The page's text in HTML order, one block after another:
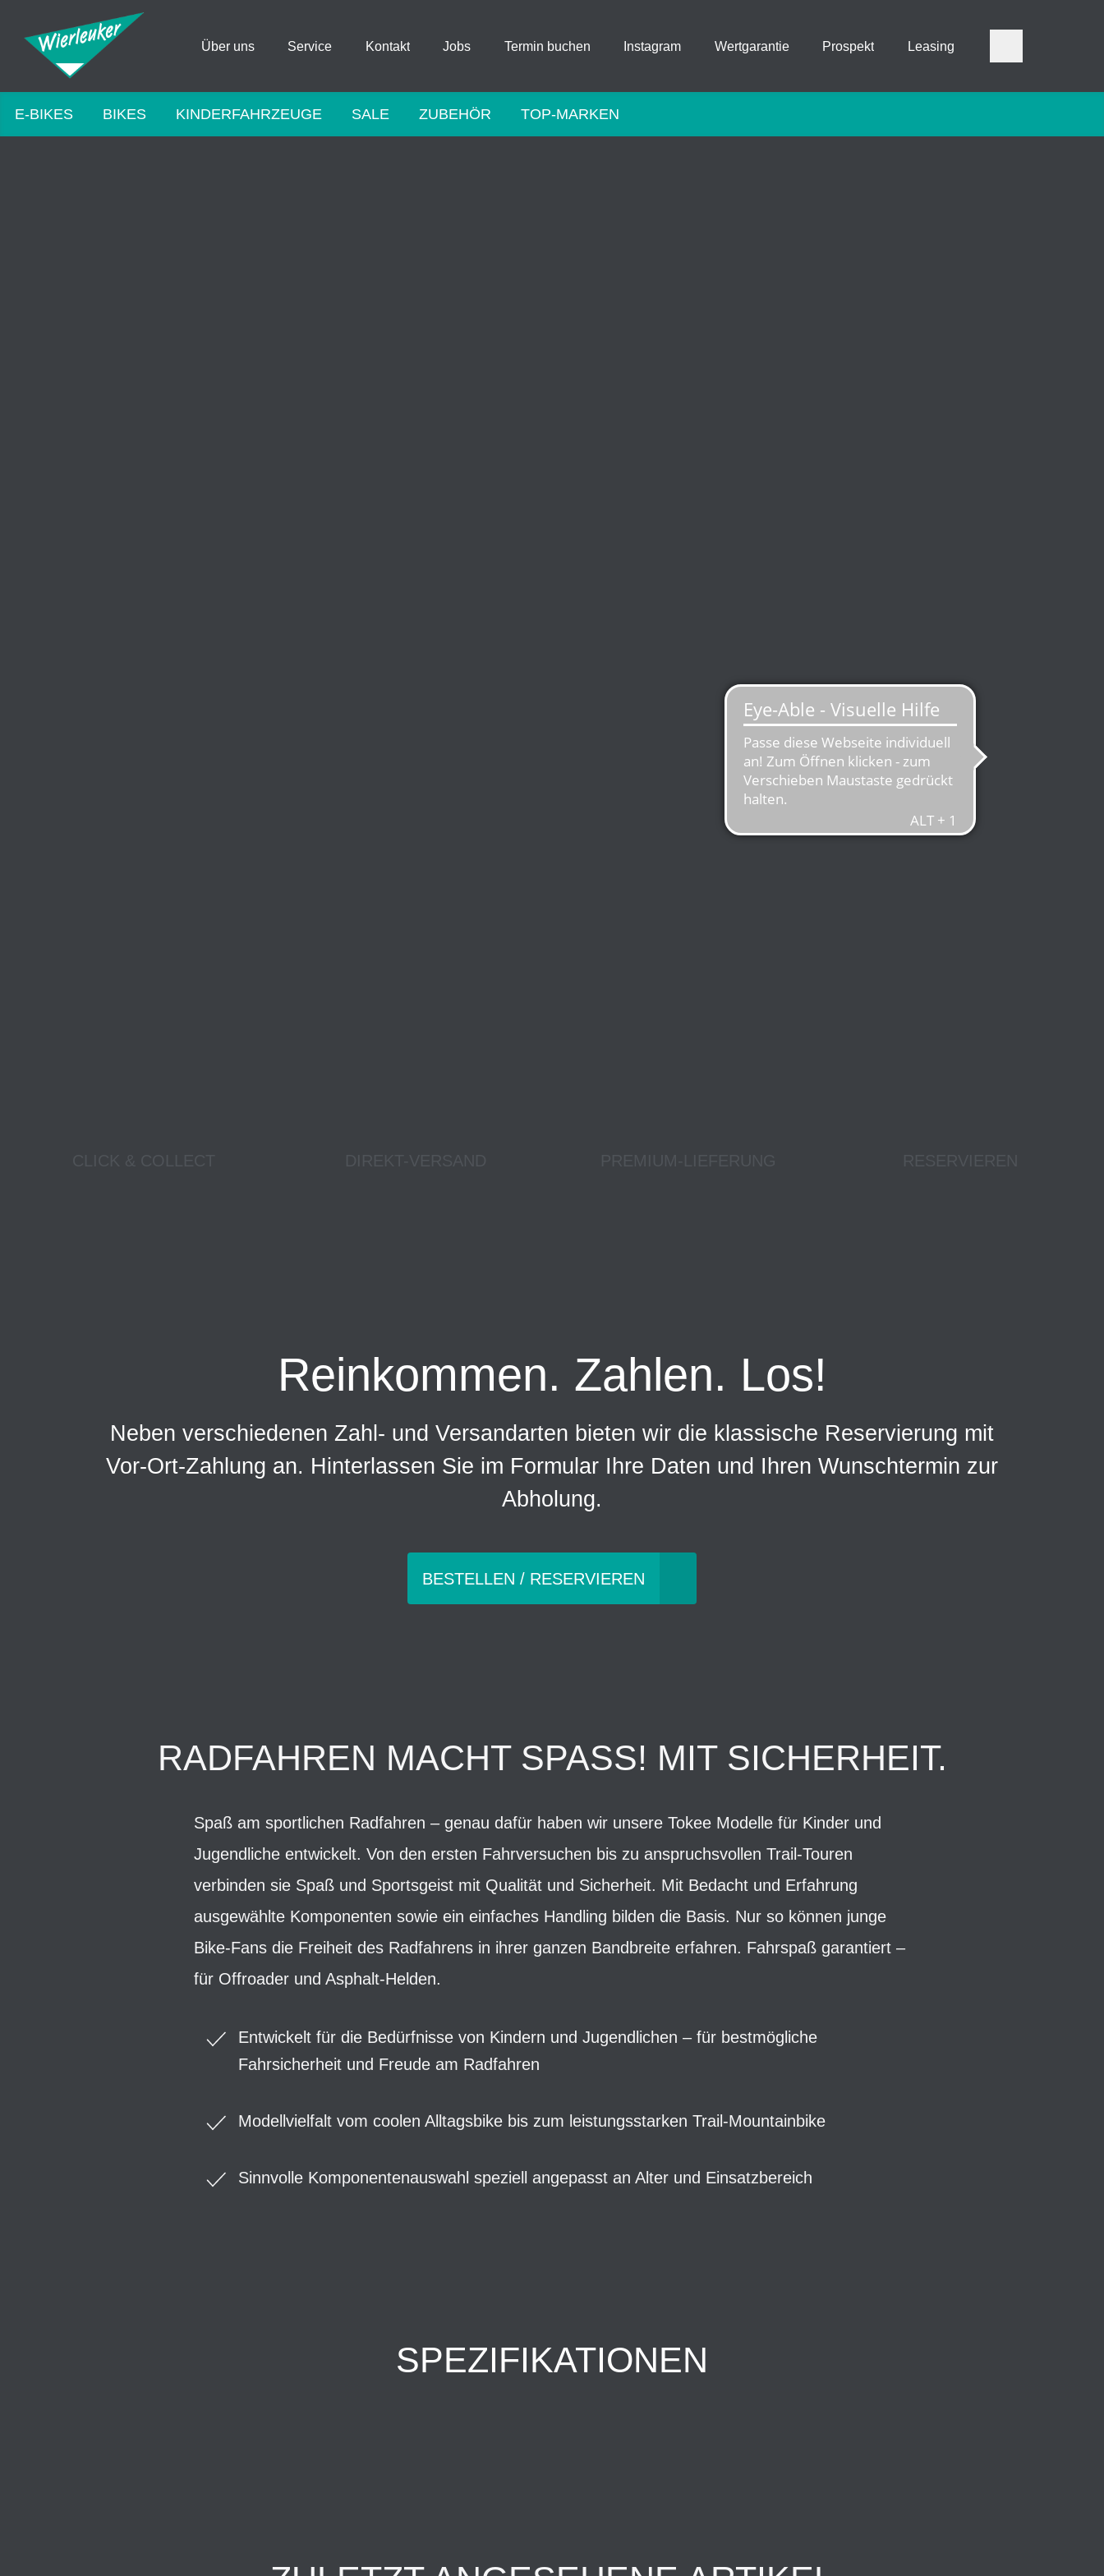
Über uns Service Kontakt Jobs Termin buchen Instagram Wertgarantie Prospekt Leasing
E-BIKES BIKES KINDERFAHRZEUGE SALE ZUBEHÖR TOP-MARKEN
Reinkommen. Zahlen. Los!
Neben verschiedenen Zahl- und Versandarten bieten wir die klassische Reservierung mit
Vor-Ort-Zahlung an. Hinterlassen Sie im Formular Ihre Daten und Ihren Wunschtermin zur
Abholung.
BESTELLEN / RESERVIEREN
RADFAHREN MACHT SPASS! MIT SICHERHEIT.
Spaß am sportlichen Radfahren – genau dafür haben wir unsere Tokee Modelle für Kinder und
Jugendliche entwickelt. Von den ersten Fahrversuchen bis zu anspruchsvollen Trail-Touren
verbinden sie Spaß und Sportsgeist mit Qualität und Sicherheit. Mit Bedacht und Erfahrung
ausgewählte Komponenten sowie ein einfaches Handling bilden die Basis. Nur so können junge
Bike-Fans die Freiheit des Radfahrens in ihrer ganzen Bandbreite erfahren. Fahrspaß garantiert –
für Offroader und Asphalt-Helden.
Entwickelt für die Bedürfnisse von Kindern und Jugendlichen – für bestmögliche
Fahrsicherheit und Freude am Radfahren
Modellvielfalt vom coolen Alltagsbike bis zum leistungsstarken Trail-Mountainbike
Sinnvolle Komponentenauswahl speziell angepasst an Alter und Einsatzbereich
SPEZIFIKATIONEN